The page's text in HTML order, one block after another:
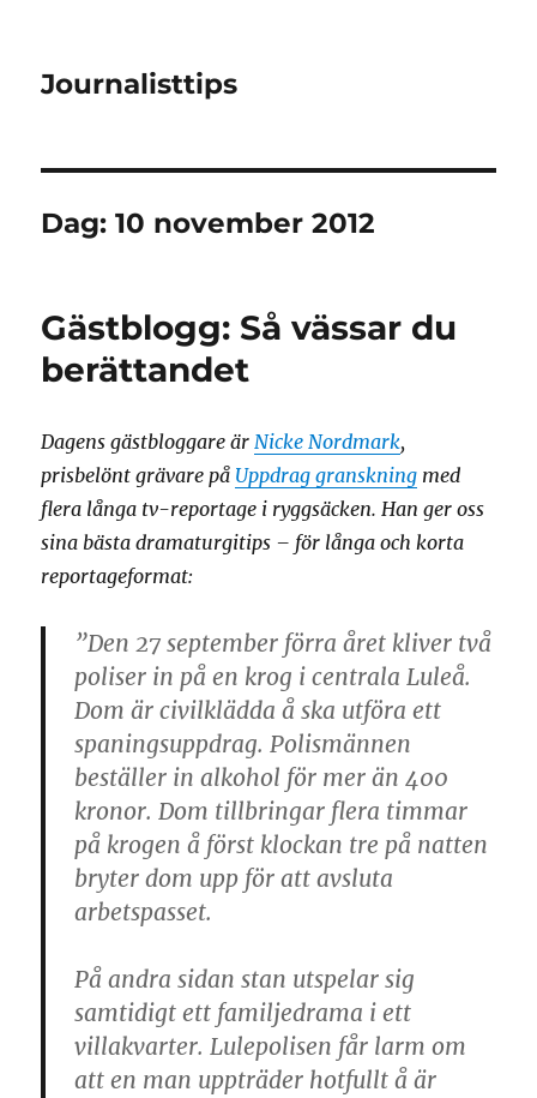
Journalisttips
Dag:10 november 2012
Gästblogg: Så vässar du
berättandet
Dagens gästbloggare ärNicke Nordmark,
prisbelönt grävare på Uppdrag granskning med
flera långa tv-reportage i ryggsäcken. Han ger oss
sina bästa dramaturgitips – för långa och korta
reportageformat:
”Den 27 september förra året kliver två
poliser in på en krog i centrala Luleå.
Dom är civilklädda å ska utföra ett
spaningsuppdrag. Polismännen
beställer in alkohol för mer än 400
kronor. Dom tillbringar flera timmar
på krogen å först klockan tre på natten
bryter dom upp för att avsluta
arbetspasset.
På andra sidan stan utspelar sig
samtidigt ett familjedrama i ett
villakvarter. Lulepolisen får larm om
att en man uppträder hotfullt å är